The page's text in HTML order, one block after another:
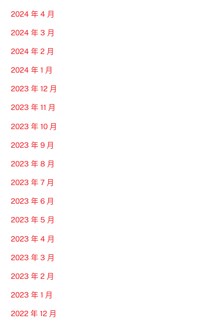
2024 年 4 月
2024 年 3 月
2024 年 2 月
2024 年 1 月
2023 年 12 月
2023 年 11 月
2023 年 10 月
2023 年 9 月
2023 年 8 月
2023 年 7 月
2023 年 6 月
2023 年 5 月
2023 年 4 月
2023 年 3 月
2023 年 2 月
2023 年 1 月
2022 年 12 月